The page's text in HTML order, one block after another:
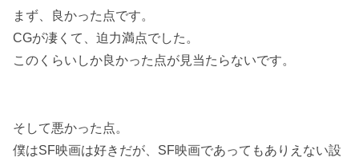
まず、良かった点です。
CGが凄くて、迫力満点でした。
このくらいしか良かった点が見当たらないです。
そして悪かった点。
僕はSF映画は好きだが、SF映画であってもありえない設